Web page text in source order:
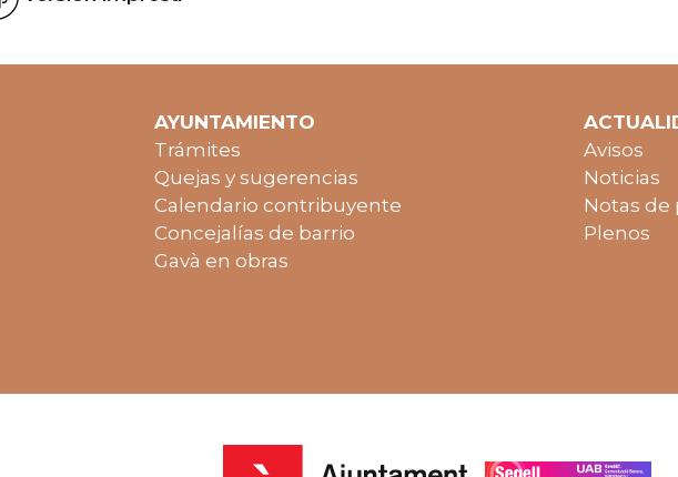
AYUNTAMIENTO
Trámites
Quejas y sugerencias
Calendario contribuyente
Concejalías de barrio
Gavà en obras
Avisos
Noticias
Notas de
Plenos